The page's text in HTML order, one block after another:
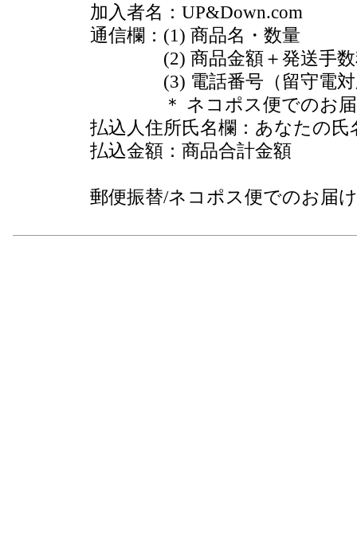
加入者名：UP&Down.com
通信欄：(1) 商品名・数量
(2) 商品金額＋発送手数
(3) 電話番号（留守電対
＊ ネコポス便でのお届け
払込人住所氏名欄：あなたの氏
払込金額：商品合計金額
郵便振替/ネコポス便でのお届